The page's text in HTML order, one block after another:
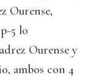
Ourense,
5 lo
Ourense y
ambos con 4